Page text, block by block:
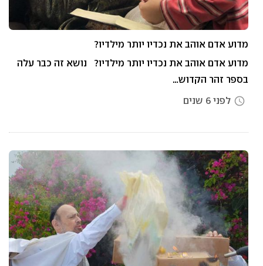
מדוע אדם אוהב את נכדיו יותר מילדיו?
מדוע אדם אוהב את נכדיו יותר מילדיו? נושא זה כבר עלה
בספר זהר הקדוש…
access_time לפני 6 שנים